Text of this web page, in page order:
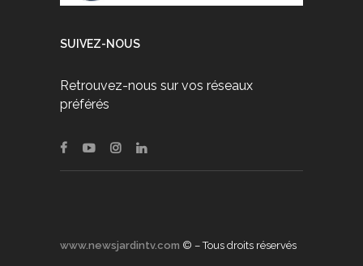
SUIVEZ-NOUS
Retrouvez-nous sur vos réseaux
préférés
www.newsjardintv.com © – Tous droits réservés